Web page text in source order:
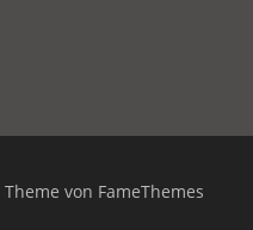
Theme von FameThemes